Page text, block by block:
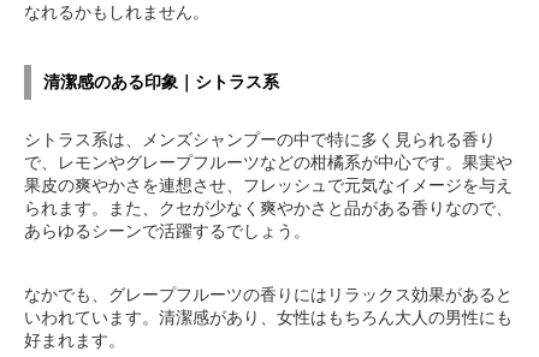
なれるかもしれません。
清潔感のある印象｜シトラス系
シトラス系は、メンズシャンプーの中で特に多く見られる香り
で、レモンやグレープフルーツなどの柑橘系が中心です。果実や
果皮の爽やかさを連想させ、フレッシュで元気なイメージを与え
られます。また、クセが少なく爽やかさと品がある香りなので、
あらゆるシーンで活躍するでしょう。
なかでも、グレープフルーツの香りにはリラックス効果があると
いわれています。清潔感があり、女性はもちろん大人の男性にも
好まれます。